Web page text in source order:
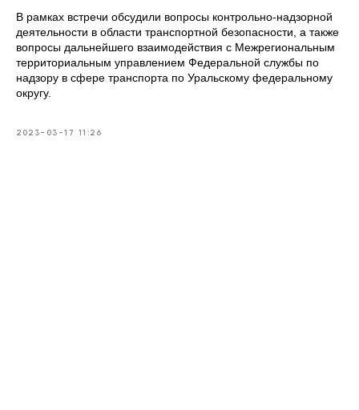
В рамках встречи обсудили вопросы контрольно-надзорной
деятельности в области транспортной безопасности, а также
вопросы дальнейшего взаимодействия с Межрегиональным
территориальным управлением Федеральной службы по
надзору в сфере транспорта по Уральскому федеральному
округу.
2023-03-17 11:26